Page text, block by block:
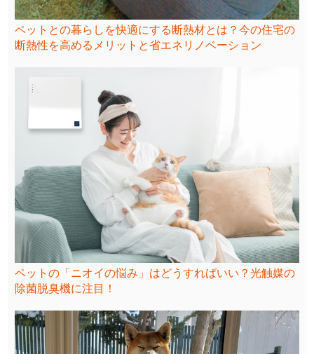
ペットとの暮らしを快適にする断熱材とは？今の住宅の
断熱性を高めるメリットと省エネリノベーション
ペットの「ニオイの悩み」はどうすればいい？光触媒の
除菌脱臭機に注目！